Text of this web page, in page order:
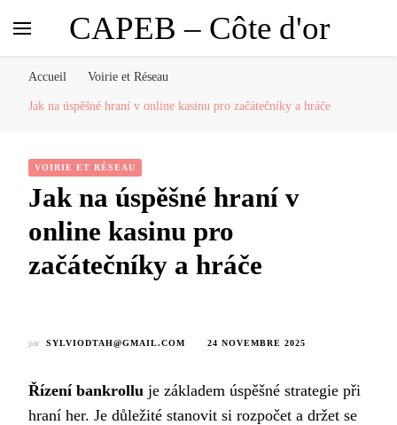
CAPEB – Côte d'or
Accueil Voirie et Réseau
Jak na úspěšné hraní v online kasinu pro začátečníky a hráče
VOIRIE ET RÉSEAU
Jak na úspěšné hraní v
online kasinu pro
začátečníky a hráče
par SYLVIODTAH@GMAIL.COM 24 NOVEMBRE 2025
Řízení bankrollu je základem úspěšné strategie při
hraní her. Je důležité stanovit si rozpočet a držet se